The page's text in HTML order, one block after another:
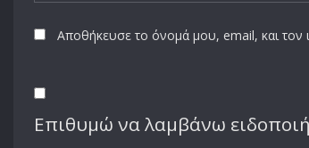
Αποθήκευσε το όνομά μου, email, και
Επιθυμώ να λαμβάνω